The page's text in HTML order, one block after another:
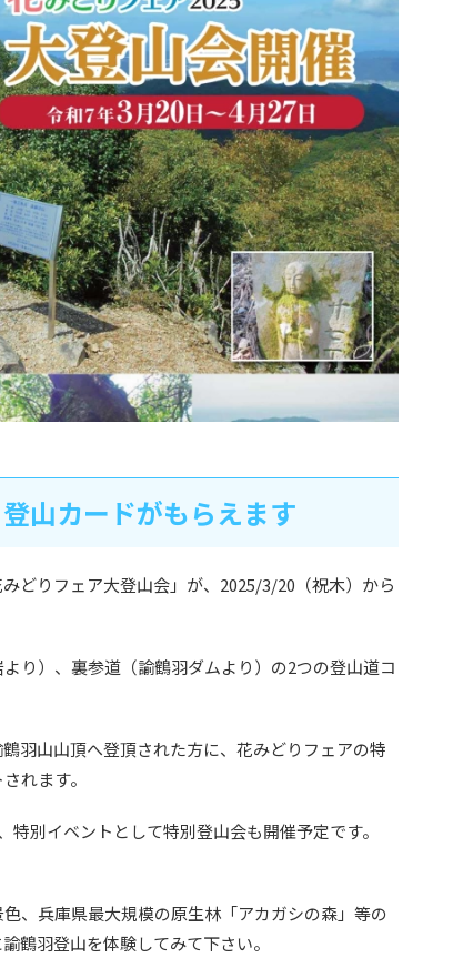
山カードがもらえます
どりフェア大登山会」が、2025/3/20（祝木）から
り）、裏参道（諭鶴羽ダムより）の2つの登山道コ
羽山山頂へ登頂された方に、花みどりフェアの特
れます。
別イベントとして特別登山会も開催予定です。
、兵庫県最大規模の原生林「アカガシの森」等の
鶴羽登山を体験してみて下さい。